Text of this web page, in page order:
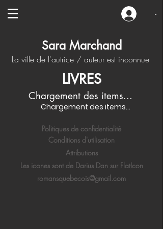
-
Sara Marchand
La ville de l'autrice / auteur est inconnue
LIVRES
Chargement des items...
Chargement des items...
Politiques de confidentialité
Conditions d'utilisation
Attributions
Les icones sont de Darius Dan sur FlatIcon
romansquebecois@gmail.com